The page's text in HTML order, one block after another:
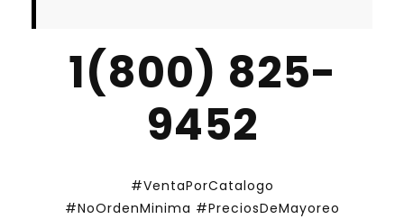
1(800) 825-
9452
#VentaPorCatalogo
#NoOrdenMinima #PreciosDeMayoreo